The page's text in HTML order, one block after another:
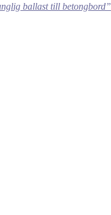
ballast till betongbord”